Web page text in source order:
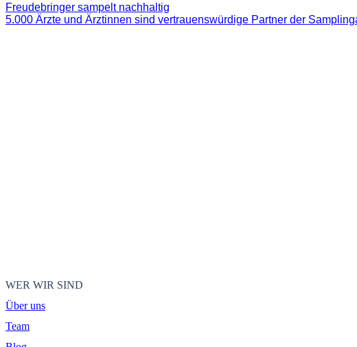
Freudebringer sampelt nachhaltig
5.000 Ärzte und Ärztinnen sind vertrauenswürdige Partner der
WER WIR SIND
Über uns
Team